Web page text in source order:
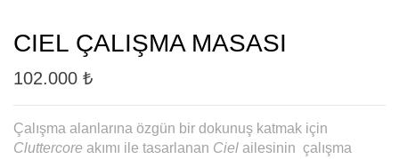
CIEL ÇALIŞMA MASASI
102.000 ₺
Çalışma alanlarına özgün bir dokunuş katmak için
Cluttercore akımı ile tasarlanan Ciel ailesinin çalışma